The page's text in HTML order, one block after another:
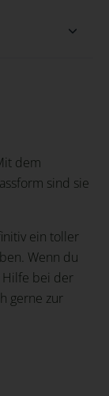
dem
sind sie
ein toller
Wenn du
Hilfe bei der
gerne zur